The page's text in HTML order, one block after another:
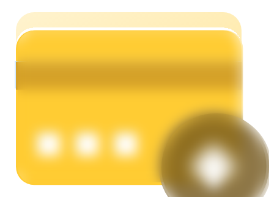
Power Piggy
Gana recompensas competitivas diariamente